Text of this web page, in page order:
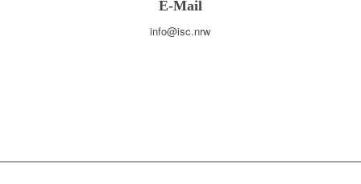
E-Mail
info@isc.nrw